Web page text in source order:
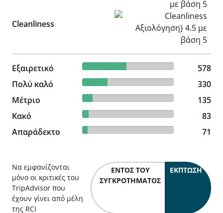
Cleanliness
Cleanliness Αξιολόγηση}
Εξαιρετικό 48.29% reviewed Εξαιρετικό
578 reviews
578
Πολύ καλό
27.57% reviewed Πολύ καλό
330 reviews
330
Μέτριο
11.28% reviewed Μέτριο
135 reviews
135
Κακό
6.93% reviewed Κακό
83 reviews
83
Απαράδεκτο
5.93% reviewed Απαράδεκτο
71 reviews 71
Να εμφανίζονται
μόνο οι κριτικές του
TripAdvisor που
έχουν γίνει από μέλη
της RCI
ΕΝΤΌΣ ΤΟΥ
ΣΥΓΚΡΟΤΉΜΑΤΟΣ
ΈΚΠΤΩΣΗ